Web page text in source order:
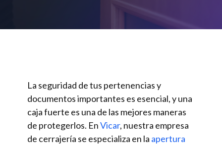
La seguridad de tus pertenencias y
documentos importantes es esencial, y una
caja fuerte es una de las mejores maneras
de protegerlos. EnVicar, nuestra empresa
de cerrajería se especializa en la apertura